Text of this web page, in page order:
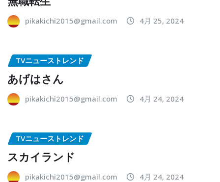
pikakichi2015@gmail.com 4月 25, 2024
TVニューストレンド
あげはさん
pikakichi2015@gmail.com 4月 24, 2024
TVニューストレンド
スカイランド
pikakichi2015@gmail.com 4月 24, 2024